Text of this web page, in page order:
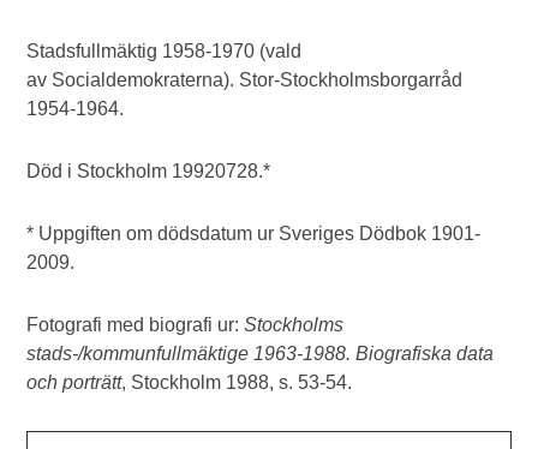
Stadsfullmäktig 1958-1970 (vald
av Socialdemokraterna). Stor-Stockholmsborgarråd
1954-1964.
Död i Stockholm 19920728.*
* Uppgiften om dödsdatum ur Sveriges Dödbok 1901-
2009.
Fotografi med biografi ur:Stockholms
stads-/kommunfullmäktige 1963-1988. Biografiska data
och porträtt, Stockholm 1988, s. 53-54.